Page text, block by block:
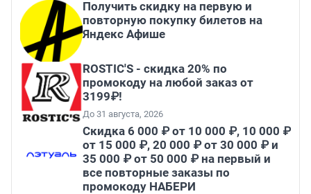
Получить скидку на первую и
повторную покупку билетов на
Яндекс Афише
ROSTIC'S - скидка 20% по
промокоду на любой заказ от
3199₽!
До 31 августа, 2026
Скидка 6 000 ₽ от 10 000 ₽, 10 000 ₽
от 15 000 ₽, 20 000 ₽ от 30 000 ₽ и
35 000 ₽ от 50 000 ₽ на первый и
все повторные заказы по
промокоду НАБЕРИ